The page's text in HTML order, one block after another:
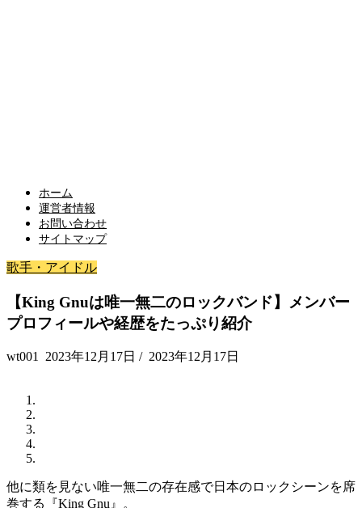
ホーム
運営者情報
お問い合わせ
サイトマップ
歌手・アイドル
【King Gnuは唯一無二のロックバンド】メンバー
プロフィールや経歴をたっぷり紹介
wt001 2023年12月17日 / 2023年12月17日
他に類を見ない唯一無二の存在感で日本のロックシーンを席
巻する『King Gnu』。